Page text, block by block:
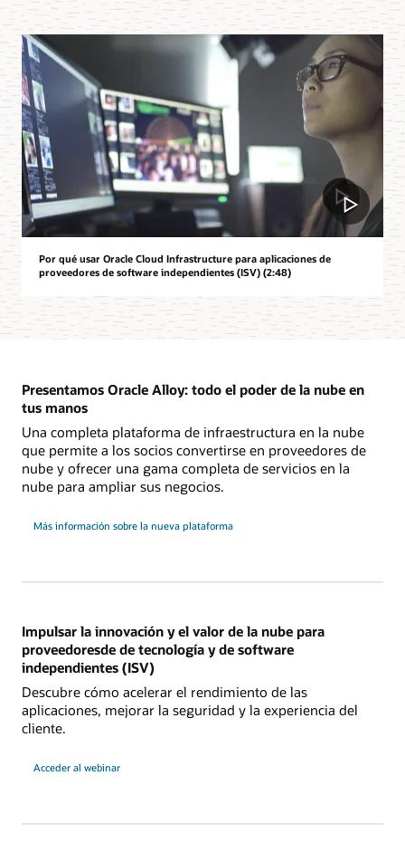
Por qué usar Oracle Cloud Infrastructure para aplicaciones de
proveedores de software independientes (ISV) (2:48)
Presentamos Oracle Alloy: todo el poder de la nube en
tus manos
Una completa plataforma de infraestructura en la nube
que permite a los socios convertirse en proveedores de
nube y ofrecer una gama completa de servicios en la
nube para ampliar sus negocios.
Más información sobre la nueva plataforma
Impulsar la innovación y el valor de la nube para
proveedoresde de tecnología y de software
independientes (ISV)
Descubre cómo acelerar el rendimiento de las
aplicaciones, mejorar la seguridad y la experiencia del
cliente.
Acceder al webinar